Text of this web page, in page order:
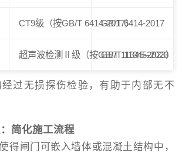
CT9级（按GB/T 6414-2017）
GB/T 6414-2017
超声波检测Ⅱ级（按GB/T 11345-2023）
GB/T 11345-2023
过无损探伤检验，有助于内部无不
简化施工流程
得闸门可嵌入墙体或混凝土结构中，